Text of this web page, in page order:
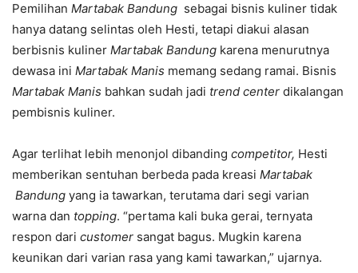
Pemilihan Martabak Bandung sebagai bisnis kuliner tidak
hanya datang selintas oleh Hesti, tetapi diakui alasan
berbisnis kuliner Martabak Bandung karena menurutnya
dewasa ini Martabak Manis memang sedang ramai. Bisnis
Martabak Manis bahkan sudah jadi trend center dikalangan
pembisnis kuliner.
Agar terlihat lebih menonjol dibanding competitor, Hesti
memberikan sentuhan berbeda pada kreasi Martabak
Bandung yang ia tawarkan, terutama dari segi varian
warna dan topping. “pertama kali buka gerai, ternyata
respon dari customer sangat bagus. Mugkin karena
keunikan dari varian rasa yang kami tawarkan,” ujarnya.